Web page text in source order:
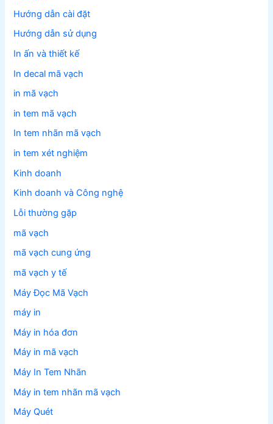
Hướng dẫn cài đặt
Hướng dẫn sử dụng
In ấn và thiết kế
In decal mã vạch
in mã vạch
in tem mã vạch
In tem nhãn mã vạch
in tem xét nghiệm
Kinh doanh
Kinh doanh và Công nghệ
Lỗi thường gặp
mã vạch
mã vạch cung ứng
mã vạch y tế
Máy Đọc Mã Vạch
máy in
Máy in hóa đơn
Máy in mã vạch
Máy In Tem Nhãn
Máy in tem nhãn mã vạch
Máy Quét